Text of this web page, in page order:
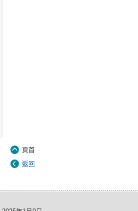
頁首
返回